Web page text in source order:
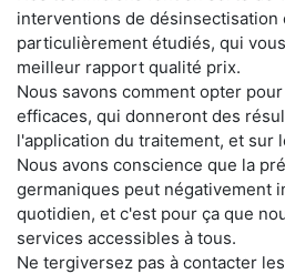
interventions de désinsectisation
particulièrement étudiés, qui
meilleur rapport qualité prix.
Nous savons comment opter
efficaces, qui donneront des
l'application du traitement, et sur
Nous avons conscience que la
germaniques peut négativement
quotidien, et c'est pour ça que
services accessibles à tous.
Ne tergiversez pas à contacter